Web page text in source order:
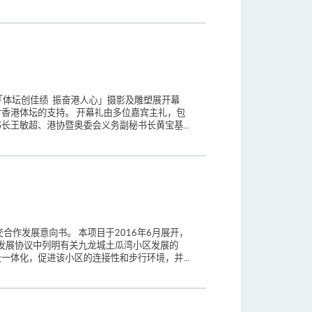
坛创佳绩 振奋港人心」摄影及雕塑展开幕
港体坛的支持。 开幕礼由多位嘉宾主礼，包
王敏超、港协暨奥委会义务副秘书长黄宝基...
作发展意向书。 本项目于2016年6月展开，
协议中列明有关九龙城土瓜湾小区发展的
体化，促进该小区的连接性和步行环境，并...